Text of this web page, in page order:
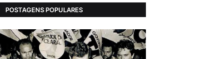
POSTAGENS POPULARES